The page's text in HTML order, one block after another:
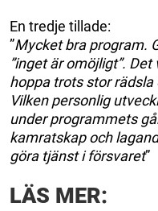
En tredje tillade:
”Mycket bra program.
”inget är omöjligt”.
hoppa trots stor
Vilken personlig
under programmets
kamratskap och
göra tjänst i försvaret”
LÄS MER: